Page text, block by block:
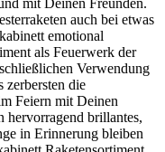
mit Deinen Freunden.
auch bei etwas
emotional
als Feuerwerk der
Verwendung
zerbersten die
Feiern mit Deinen
hervorragend brillantes,
in Erinnerung bleiben